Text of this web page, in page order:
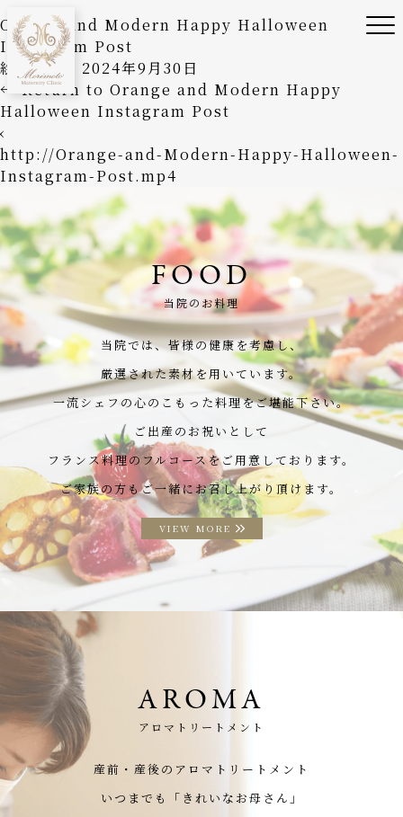
Orange and Modern Happy Halloween
Instagram Post
絵美森本
2024年9月30日
← Return to Orange and Modern Happy
Halloween Instagram Post
‹
http://Orange-and-Modern-Happy-Halloween-
Instagram-Post.mp4
FOOD
当院のお料理
当院では、皆様の健康を考慮し、
厳選された素材を用いています。
一流シェフの心のこもった料理をご堪能下さい。
ご出産のお祝いとして
フランス料理のフルコースをご用意しております。
ご家族の方もご一緒にお召し上がり頂けます。
VIEW MORE
AROMA
アロマトリートメント
産前・産後のアロマトリートメント
いつまでも「きれいなお母さん」